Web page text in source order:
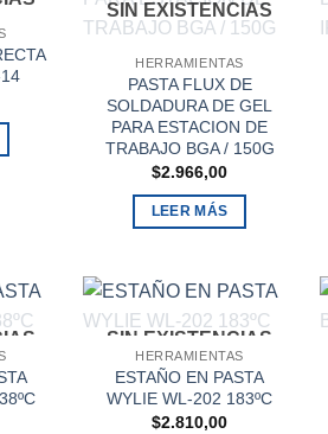
SIN EXISTENCIAS
HERRAMIENTAS
PASTA FLUX DE
SOLDADURA DE GEL
PARA ESTACION DE
TRABAJO BGA / 150G
$2.966,00
LEER MÁS
SIN EXISTENCIAS
HERRAMIENTAS
ESTAÑO EN PASTA
WYLIE WL-202 183ºC
$2.810,00